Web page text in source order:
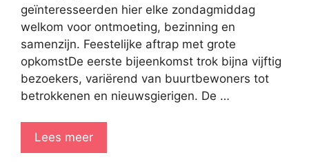
geïnteresseerden hier elke zondagmiddag
welkom voor ontmoeting, bezinning en
samenzijn. Feestelijke aftrap met grote
opkomstDe eerste bijeenkomst trok bijna vijftig
bezoekers, variërend van buurtbewoners tot
betrokkenen en nieuwsgierigen. De …
Lees meer